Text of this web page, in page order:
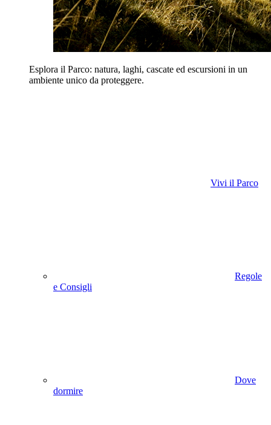
Esplora il Parco: natura, laghi, cascate ed escursioni in un
ambiente unico da proteggere.
Vivi il Parco
Regole
e Consigli
Dove
dormire